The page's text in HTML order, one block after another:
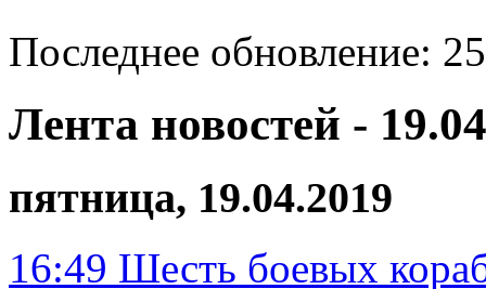
Последнее обновление:
Лента новостей -
пятница, 19.04.2019
16:49 Шесть боевых